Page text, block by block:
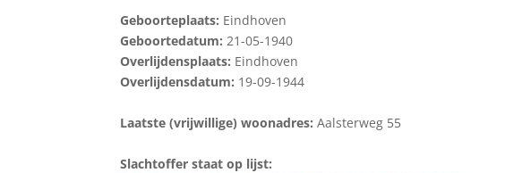
Geboorteplaats: Eindhoven
Geboortedatum:21-05-1940
Overlijdensplaats: Eindhoven
Overlijdensdatum: 19-09-1944
Laatste (vrijwillige) woonadres:Aalsterweg 55
Slachtoffer staat op lijst: